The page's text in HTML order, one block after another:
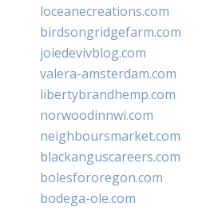
loceanecreations.com
birdsongridgefarm.com
joiedevivblog.com
valera-amsterdam.com
libertybrandhemp.com
norwoodinnwi.com
neighboursmarket.com
blackanguscareers.com
bolesfororegon.com
bodega-ole.com